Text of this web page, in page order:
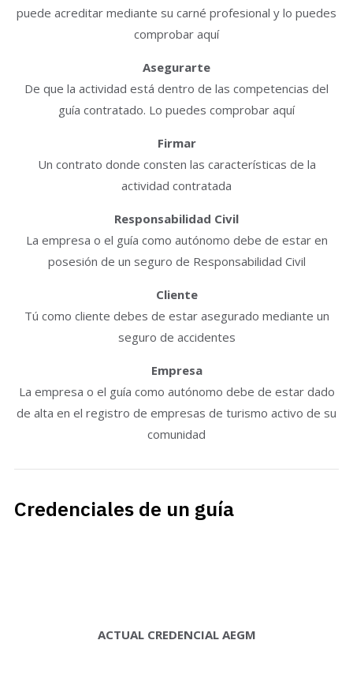
puede acreditar mediante su carné profesional y lo puedes
comprobar aquí
Asegurarte
De que la actividad está dentro de las competencias del
guía contratado. Lo puedes comprobar aquí
Firmar
Un contrato donde consten las características de la
actividad contratada
Responsabilidad Civil
La empresa o el guía como autónomo debe de estar en
posesión de un seguro de Responsabilidad Civil
Cliente
Tú como cliente debes de estar asegurado mediante un
seguro de accidentes
Empresa
La empresa o el guía como autónomo debe de estar dado
de alta en el registro de empresas de turismo activo de su
comunidad
Credenciales de un guía
ACTUAL CREDENCIAL AEGM